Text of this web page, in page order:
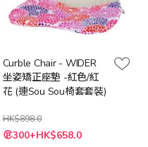
Curble Chair - WIDER
坐姿矯正座墊 -紅色/紅
花 (連Sou Sou椅套套裝)
HK$898.0
特
殊 300+HK$658.0